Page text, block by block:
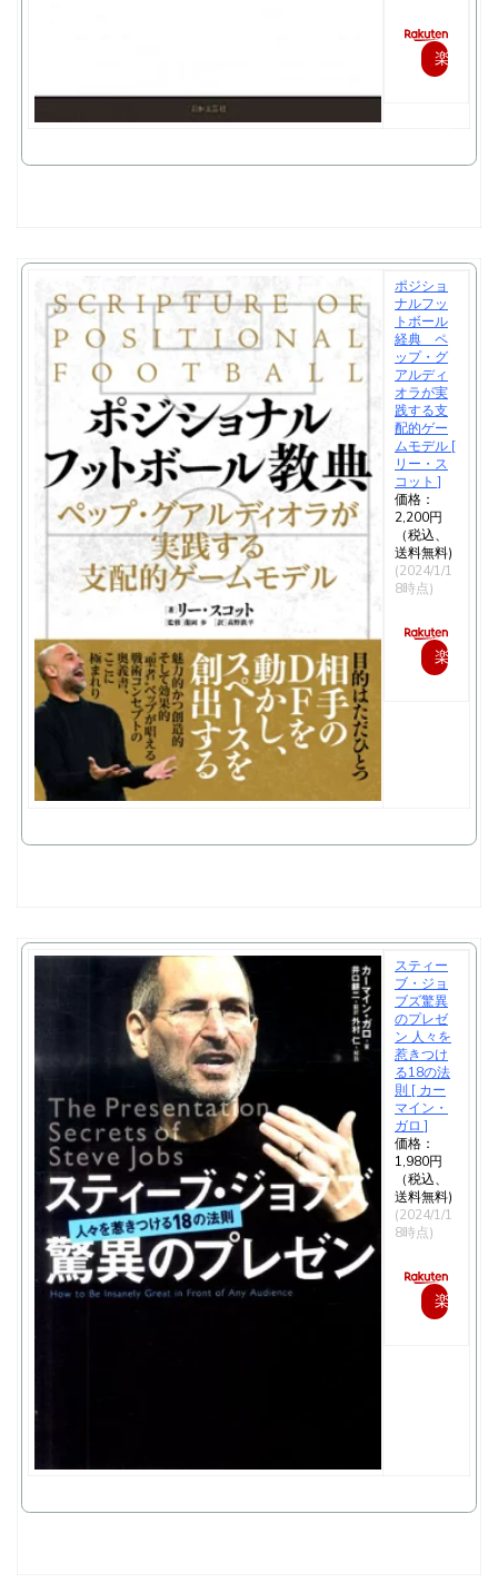
楽
購
ポジショ
ナルフッ
トボール
経典 ペ
ップ・グ
アルディ
オラが実
践する支
配的ゲー
ムモデル [
リー・ス
コット ]
価格：
2,200円
（税込、
送料無料)
(2024/1/1
8時点)
楽
スティー
ブ・ジョ
ブズ驚異
のプレゼ
ン 人々を
惹きつけ
る18の法
則 [ カー
マイン・
ガロ ]
価格：
1,980円
（税込、
送料無料)
(2024/1/1
8時点)
楽